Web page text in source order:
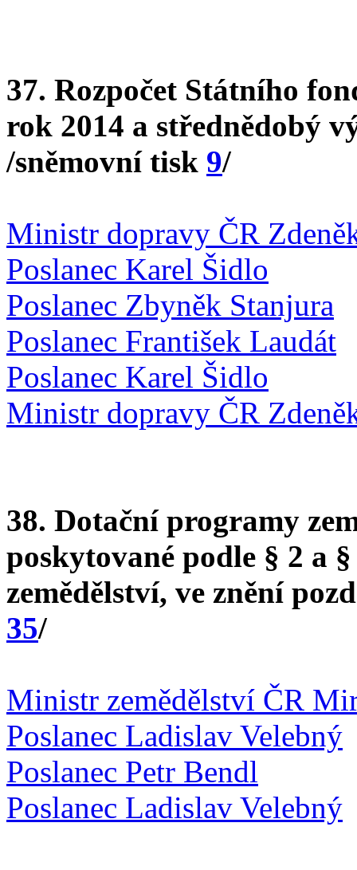
37. Rozpočet Státního
rok 2014 a střednědobý
/sněmovní tisk 9/
Ministr dopravy ČR
Poslanec Karel Šidlo
Poslanec Zbyněk Stanjura
Poslanec František Laudát
Poslanec Karel Šidlo
Ministr dopravy ČR
38. Dotační programy
poskytované podle § 2 a
zemědělství, ve znění
35/
Ministr zemědělství ČR
Poslanec Ladislav Velebný
Poslanec Petr Bendl
Poslanec Ladislav Velebný